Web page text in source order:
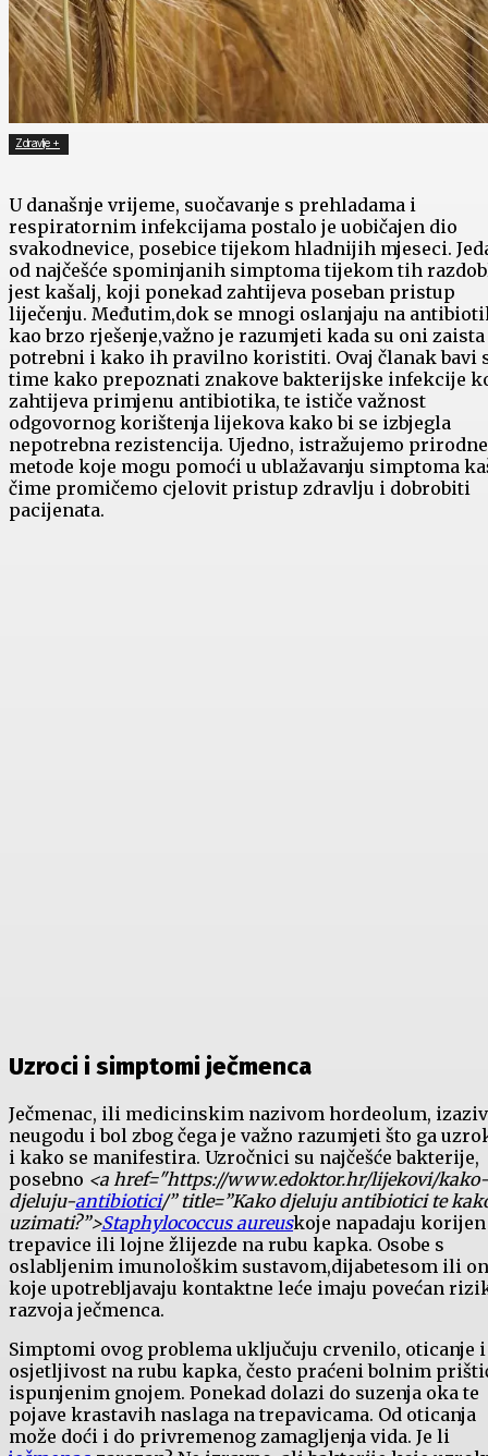
Zdravlje +
U današnje vrijeme, suočavanje s​ prehladama ‍i
respiratornim‍ infekcijama postalo ‍je uobičajen dio
‌svakodnevice, posebice tijekom ​hladnijih‌ mjeseci.
od najčešće spominjanih ‍simptoma tijekom tih
jest kašalj, koji ponekad ⁢zahtijeva poseban⁣ pristup
liječenju. Međutim,dok ⁤se mnogi oslanjaju na
kao ⁣brzo rješenje,važno je razumjeti kada su oni zaista
potrebni i kako ih pravilno koristiti. Ovaj članak bavi​
time kako ⁣prepoznati znakove bakterijske infekcije⁤
zahtijeva ​primjenu antibiotika, te⁣ ističe važnost
odgovornog korištenja lijekova kako bi se izbjegla‍
nepotrebna rezistencija. Ujedno, istražujemo prirodne
metode koje‍ mogu pomoći ‍u⁣ ublažavanju ⁤simptoma
čime promičemo cjelovit pristup ⁣zdravlju i ‌dobrobiti
pacijenata.
Uzroci‌ i simptomi ječmenca
Ječmenac, ili medicinskim nazivom ​hordeolum,
neugodu i bol zbog čega je ⁢važno ‌razumjeti što​ ga
i kako ⁣se manifestira. Uzročnici su‍ najčešće bakterije,‍
posebno <a href="https://www.edoktor.hr/lijekovi/kako-
djeluju-antibiotici/” title=”Kako djeluju antibiotici te
uzimati?”>Staphylococcus aureuskoje ⁢napadaju korijen
trepavice ili lojne‍ žlijezde na⁣ rubu kapka. Osobe ‌s
oslabljenim imunološkim sustavom,dijabetesom ili⁢
koje upotrebljavaju kontaktne⁢ leće imaju ‌povećan
razvoja ječmenca.
Simptomi ‌ovog problema uključuju crvenilo,⁣ oticanje i⁤
osjetljivost na rubu kapka, često praćeni‍ bolnim
ispunjenim ‍gnojem. Ponekad dolazi⁣ do suzenja‌ oka te⁢
pojave krastavih naslaga na trepavicama. Od oticanja
može doći‌ i do ‌privremenog zamagljenja vida. Je li